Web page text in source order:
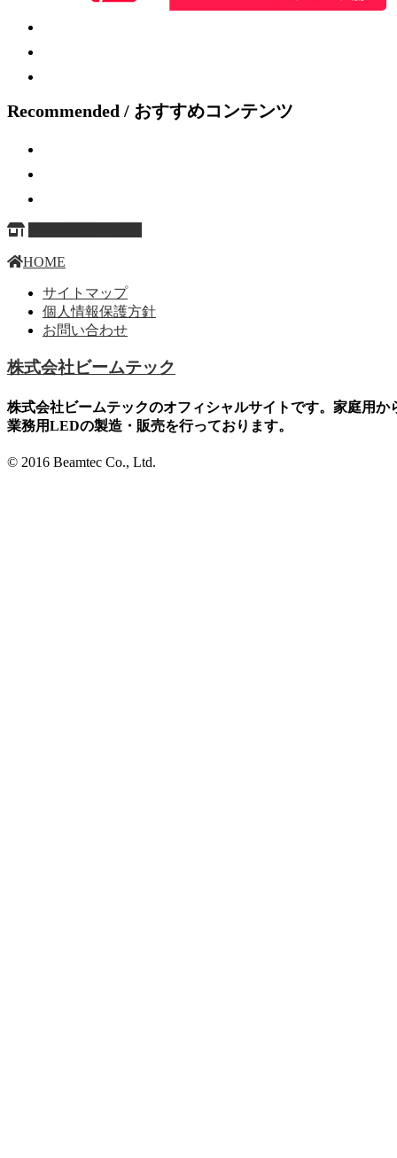
Recommended / おすすめコンテンツ
HOME
サイトマップ
個人情報保護方針
お問い合わせ
株式会社ビームテック
株式会社ビームテックのオフィシャルサイトです。家庭用か
業務用LEDの製造・販売を行っております。
© 2016 Beamtec Co., Ltd.